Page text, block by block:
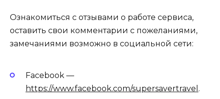
Ознакомиться с отзывами о работе сервиса,
оставить свои комментарии с пожеланиями,
замечаниями возможно в социальной сети:
Facebook —
https://www.facebook.com/supersavertravel .